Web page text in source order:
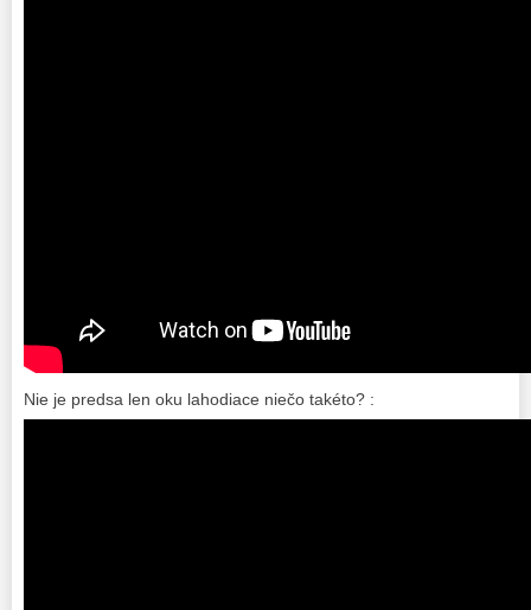
Nie je predsa len oku lahodiace niečo takéto? :